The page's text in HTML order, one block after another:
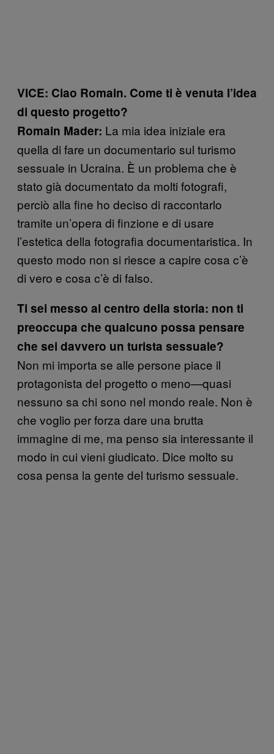
VICE: Ciao Romain. Come ti è venuta l’idea
di questo progetto?
Romain Mader: La mia idea iniziale era
quella di fare un documentario sul turismo
sessuale in Ucraina. È un problema che è
stato già documentato da molti fotografi,
perciò alla fine ho deciso di raccontarlo
tramite un’opera di finzione e di usare
l’estetica della fotografia documentaristica. In
questo modo non si riesce a capire cosa c’è
di vero e cosa c’è di falso.
Ti sei messo al centro della storia: non ti
preoccupa che qualcuno possa pensare
che sei davvero un turista sessuale?
Non mi importa se alle persone piace il
protagonista del progetto o meno—quasi
nessuno sa chi sono nel mondo reale. Non è
che voglio per forza dare una brutta
immagine di me, ma penso sia interessante il
modo in cui vieni giudicato. Dice molto su
cosa pensa la gente del turismo sessuale.